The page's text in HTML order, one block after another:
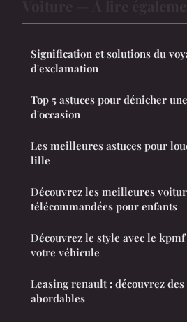
Signification et solutions du
d'exclamation
Top 5 astuces pour dénicher
d'occasion
Les meilleures astuces pour
lille
Découvrez les meilleures
télécommandées pour enfants
Découvrez le style avec le
votre véhicule
Leasing renault : découvrez
abordables